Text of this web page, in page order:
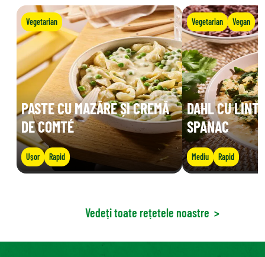
Vegetarian
PASTE CU MAZĂRE ȘI CREMĂ
DE COMTÉ
Ușor Rapid
Vegetarian Vegan
DAHL CU
SPANAC
Mediu Rapid
Vedeți toate rețetele noastre >